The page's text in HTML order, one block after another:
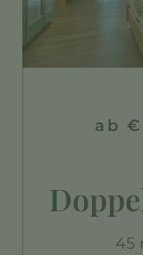
ab
45